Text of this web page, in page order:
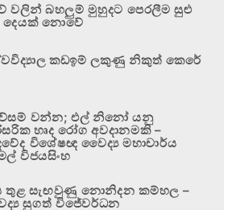
වලින් බහලුම් මුහුදට පෙරලීම සුළු
දෙයක් නොවේ
කඩඉම් ලකුණු නිකුත් කෙරේ
වන්න; එල් නිනෝ යනු
හෘද රෝග අවදානමකි –
විශේෂඥ වෛද්‍ය මහාචාර්ය
විජයසිංහ
තුළ සැඟවුණු නොනිදන කම්හල –
සුගත් විජේවර්ධන